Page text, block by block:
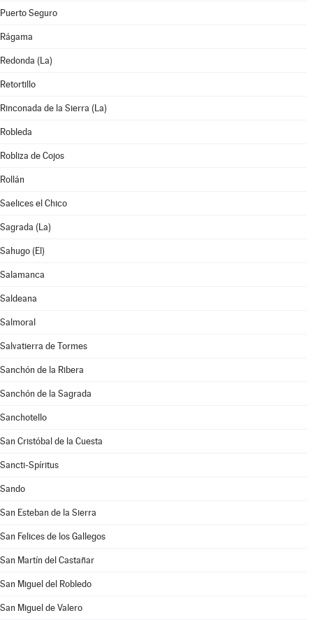
Puerto Seguro
Rágama
Redonda (La)
Retortillo
Rinconada de la Sierra (La)
Robleda
Robliza de Cojos
Rollán
Saelices el Chico
Sagrada (La)
Sahugo (El)
Salamanca
Saldeana
Salmoral
Salvatierra de Tormes
Sanchón de la Ribera
Sanchón de la Sagrada
Sanchotello
San Cristóbal de la Cuesta
Sancti-Spíritus
Sando
San Esteban de la Sierra
San Felices de los Gallegos
San Martín del Castañar
San Miguel del Robledo
San Miguel de Valero